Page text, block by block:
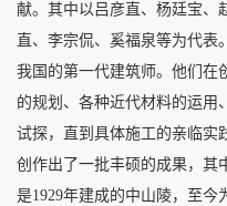
献。其中以吕彦直、杨廷宝、
直、李宗侃、奚福泉等为代表
我国的第一代建筑师。他们在
的规划、各种近代材料的运用
试探，直到具体施工的亲临实
创作出了一批丰硕的成果，其
是1929年建成的中山陵，至今